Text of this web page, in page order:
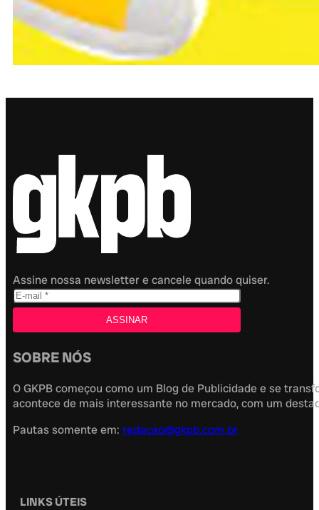
Assine nossa newsletter e cancele quando quiser.
SOBRE NÓS
O GKPB começou como um Blog de Publicidade e se
acontece de mais interessante no mercado, com um
Pautas somente em: redacao@gkpb.com.br
LINKS ÚTEIS